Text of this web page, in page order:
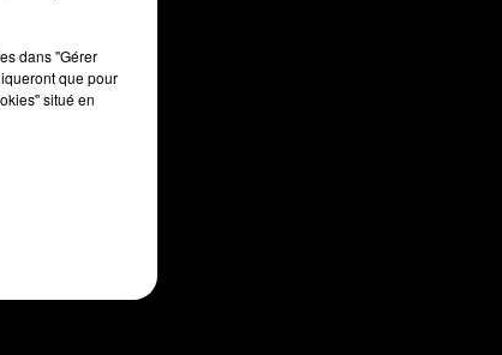
dans "Gérer
que pour
situé en